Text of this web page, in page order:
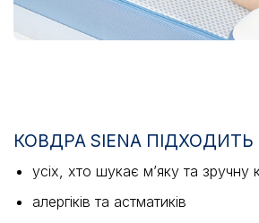
КОВДРА SIENA
усіх, хто шукає м’яку та зручну
алергіків та астматиків